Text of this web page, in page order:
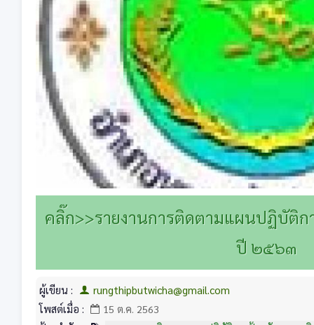
คลิ๊ก>>รายงานการติดตามแผนปฏิบัติ
ปี ๒๕๖๓
ผู้เขียน :
rungthipbutwicha@gmail.com
โพสต์เมื่อ :
15 ต.ค. 2563